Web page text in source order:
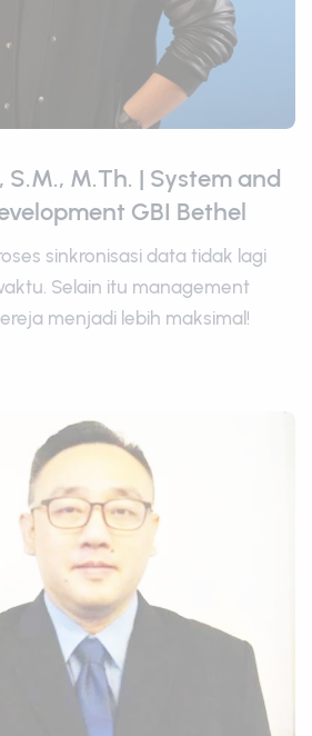
M.Th. | System and
GBI Bethel
sinkronisasi data tidak lagi
Selain itu management
menjadi lebih maksimal!